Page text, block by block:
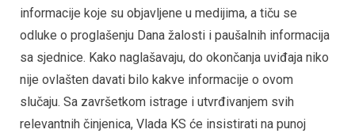
informacije koje su objavljene u medijima, a tiču se
odluke o proglašenju Dana žalosti i paušalnih informacija
sa sjednice. Kako naglašavaju, do okončanja uviđaja niko
nije ovlašten davati bilo kakve informacije o ovom
slučaju. Sa završetkom istrage i utvrđivanjem svih
relevantnih činjenica, Vlada KS će insistirati na punoj